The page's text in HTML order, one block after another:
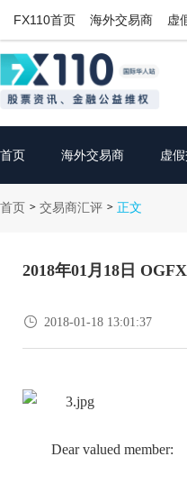
FX110首页 海外交易商 虚
首页 海外交易商 虚
首页 > 交易商汇评 > 正文
2018年01月18日
 2018-01-18 13:01:37
Dear valued member: